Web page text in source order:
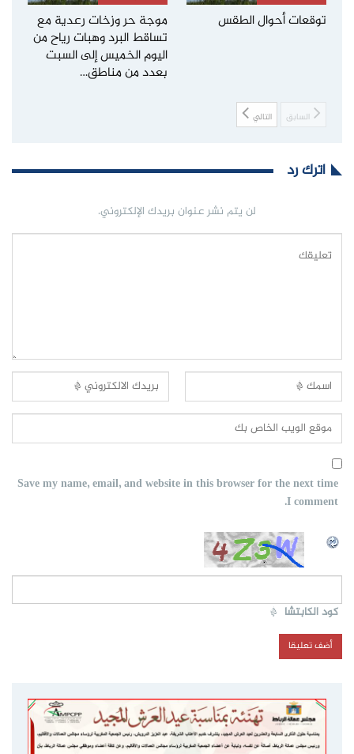
توقعات أحوال الطقس
موجة حر وزخات رعدية مع
تساقط البرد وهبات رياح من
اليوم الخميس إلى السبت
بعدد من مناطق…
السابق التالي
اترك رد
لن يتم نشر عنوان بريدك الإلكتروني.
Save my name, email, and website in this browser for the next time
I comment.
كود الكابتشا *